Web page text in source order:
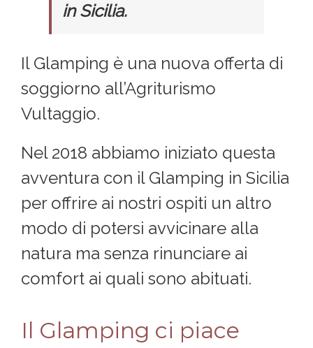
in Sicilia.
Il Glamping è una nuova offerta di
soggiorno all’Agriturismo
Vultaggio.
Nel 2018 abbiamo iniziato questa
avventura con il Glamping in Sicilia
per offrire ai nostri ospiti un altro
modo di potersi avvicinare alla
natura ma senza rinunciare ai
comfort ai quali sono abituati.
Il Glamping ci piace